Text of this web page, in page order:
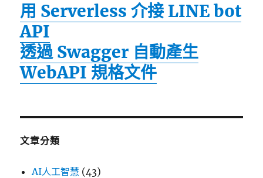
用 Serverless 介接 LINE bot
API
透過 Swagger 自動產生
WebAPI 規格文件
文章分類
AI人工智慧 (43)